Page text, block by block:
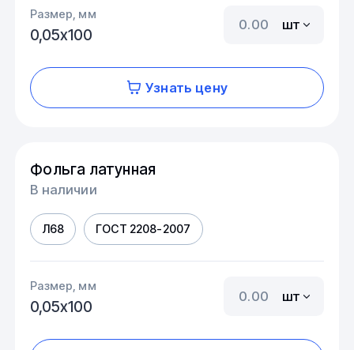
Размер, мм
0,05х100
шт
Узнать цену
Фольга латунная
В наличии
Л68 ГОСТ 2208-2007
Размер, мм
0,05х100
шт